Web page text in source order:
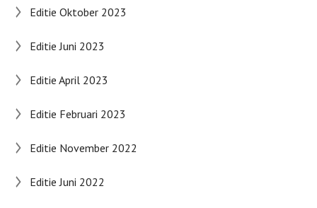
Editie Oktober 2023
Editie Juni 2023
Editie April 2023
Editie Februari 2023
Editie November 2022
Editie Juni 2022